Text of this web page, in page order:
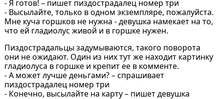
- Я готов! – пишет пиздострадалец номер три
- Высылайте, только в одном экземпляре, пожалуйста.
Мне куча горшков не нужна - девушка намекает на то,
что ей гладиолус живой и в горшке нужен.
Пиздострадальцы задумываются, такого поворота
они не ожидают. Один из них тут же находит картинку
гладиолуса в горшке и крепит ее в комменте.
- А может лучше деньгами? – спрашивает
пиздострадалец номер три
- Конечно, высылайте на карту – пишет девушка